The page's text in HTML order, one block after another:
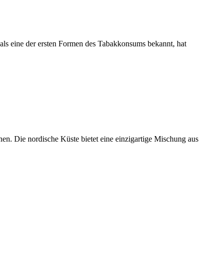
eine der ersten Formen des Tabakkonsums bekannt, hat
Die nordische Küste bietet eine einzigartige Mischung aus